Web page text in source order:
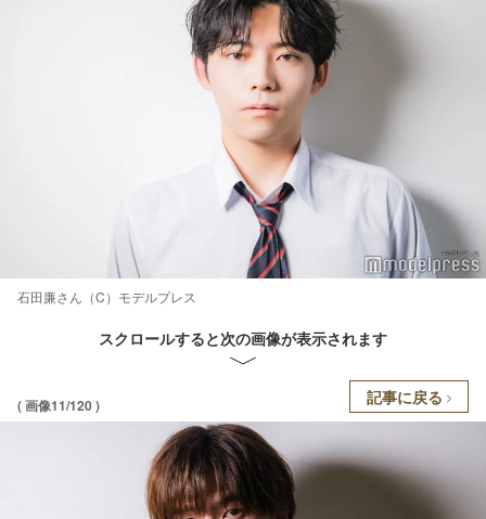
石田廉さん（C）モデルプレス
スクロールすると次の画像が表示されます
( 画像11/120 ) 記事に戻る